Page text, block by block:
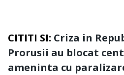
CITITI SI: Criza in
Prorusii au blocat
ameninta cu